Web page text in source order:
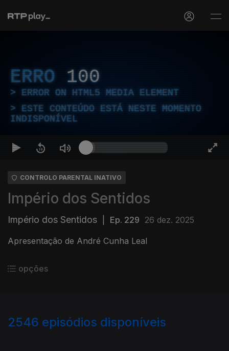
ERRO 100
ERROR ON HTML5 MEDIA ELEMENT
ESTE CONTEÚDO ESTÁ NESTE MOMENTO
INDISPONÍVEL
CONTROLO PARENTAL INATIVO
Império dos Sentidos
Império dos Sentidos Ep. 229 26 dez. 2025
Apresentação de André Cunha Leal
opções
2546 episódios disponíveis